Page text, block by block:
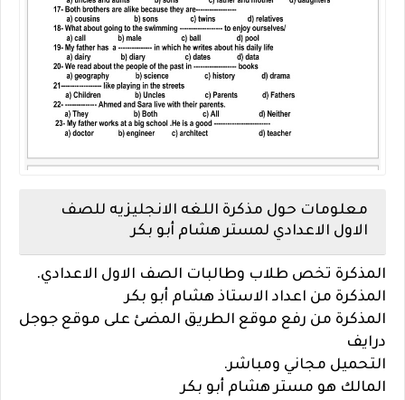
معلومات حول مذكرة اللغه الانجليزيه للصف
الاول الاعدادي لمستر هشام أبو بكر
المذكرة تخص طلاب وطالبات الصف الاول الاعدادي.
المذكرة من اعداد الاستاذ هشام أبو بكر
المذكرة من رفع موقع الطريق المضئ على موقع جوجل
درايف
التحميل مجاني ومباشر.
المالك هو مستر هشام أبو بكر